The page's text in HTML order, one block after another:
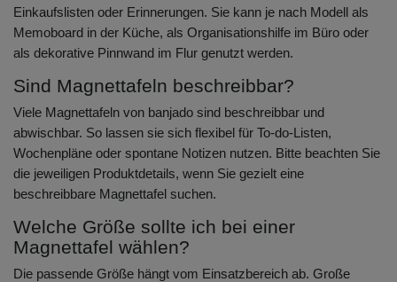
Einkaufslisten oder Erinnerungen. Sie kann je nach Modell als
Memoboard in der Küche, als Organisationshilfe im Büro oder
als dekorative Pinnwand im Flur genutzt werden.
Sind Magnettafeln beschreibbar?
Viele Magnettafeln von banjado sind beschreibbar und
abwischbar. So lassen sie sich flexibel für To-do-Listen,
Wochenpläne oder spontane Notizen nutzen. Bitte beachten Sie
die jeweiligen Produktdetails, wenn Sie gezielt eine
beschreibbare Magnettafel suchen.
Welche Größe sollte ich bei einer
Magnettafel wählen?
Die passende Größe hängt vom Einsatzbereich ab. Große